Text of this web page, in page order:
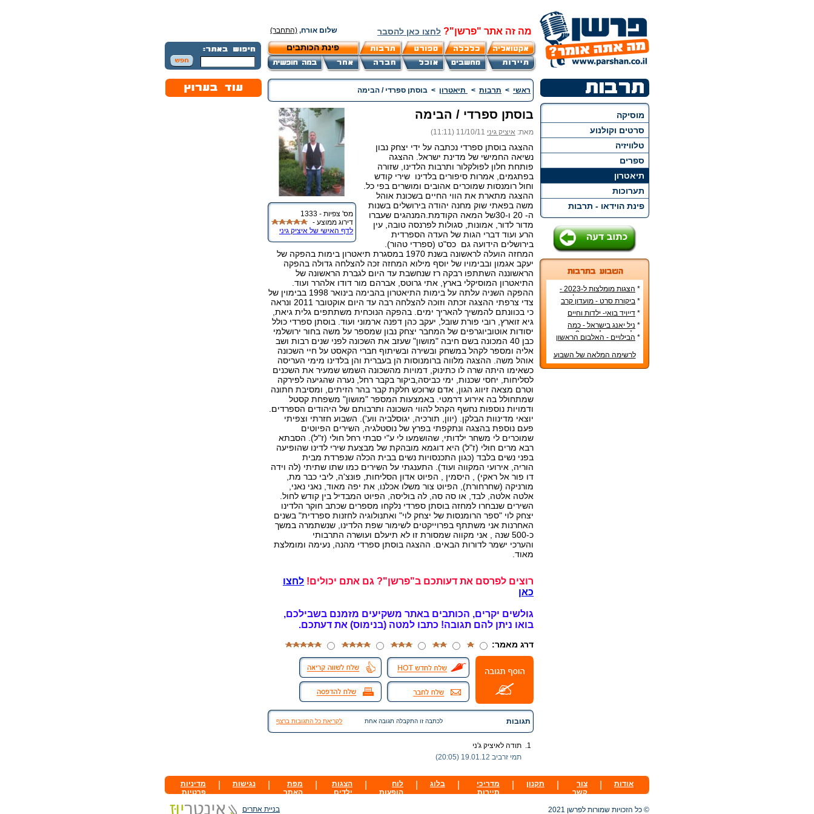
מה זה אתר "פרשן"? לחצו כאן להסבר שלום אורח, (התחבר)
פינת הכותבים
מוסיקה
סרטים וקולנוע
טלוויזיה
ספרים
תיאטרון
תערוכות
פינת הוידאו - תרבות
*
הצגות מומלצות ל-2023 -
הרשימה הטובה ביותר!
* ביקורת סרט - מועדון קרב
* דייויד בואי- ילדות וחיים
אישיים
* ניל יאנג בישראל - כמה
עולה כרטיס להופעה?
* הבילויים - האלבום הראשון
לרשימה המלאה של השבוע
ראשי > תרבות > תיאטרון > בוסתן ספרדי / הבימה
מס' צפיות - 1333
דירוג ממוצע -
לדף האישי של איציק גיני
בוסתן ספרדי / הבימה
מאת: איציק גיני 11/10/11 (11:11)
ההצגה בוסתן ספרדי נכתבה על ידי יצחק נבון
נשיאה החמישי של מדינת ישראל. ההצגה
פותחת חלון לפולקלור ותרבות הלדינו, שזורה
בפתגמים, אמרות סיפורים בלדינו שירי קודש
וחול רומנסות שמוכרים אהובים ומושרים בפי כל.
ההצגה מתארת את הווי החיים בשכונת אוהל
משה בפאתי שוק מחנה יהודה בירושלים בשנות
ה- 20 ו-30של המאה הקודמת.המנהגים שעברו
מדור לדור, אמונות, סגולות לפרנסה טובה, עין
הרע ועוד דברי הגות של העדה הספרדית
בירושלים הידועה גם כס"ט (ספרדי טהור).
המחזה הועלה לראשונה בשנת 1970 במסגרת תיאטרון בימות בהפקה של
יעקב אגמון ובבימויו של יוסף מילוא המחזה זכה להצלחה גדולה בהפקה
הראשוננה השתתפו רבקה רז שנחשבת עד היום לגברת הראשונה של
התיאטרון המוסיקלי בארץ, אתי גרוטס, אברהם מור דודו אלהרר ועוד.
ההפקה השניה עלתה על בימות התיאטרון בהבימה בינואר 1998 בבימוין של
צדי צרפתי ההצגה זכתה וזוכה להצלחה רבה עד היום אוקטובר 2011 ונראה
כי בכוונתם להמשיך להאריך ימים. בהפקה הנוכחית משתתפים גלית גיאת,
גיא זוארץ, רובי פורת שובל, יעקב כהן דפנה ארמוני ועוד. בוסתן ספרדי כולל
יסודות אוטוביוגרפים של המחבר יצחק נבון שמספר על משה בחור ירושלמי
כבן 40 המכונה בשם חיבה "מושון" שעזב את השכונה לפני שנים רבות ושב
אליה ומספר לקהל במשחק ובשירה ובשיתוף חברי הקאסט על חיי השכונה
אוהל משה. ההצגה מלווה ברומנוסות הן בעברית והן בלדינו מימי העריסה
כשאימו היתה שרה לו כתינוק, דמויות מהשכונה השמש שמעיר את השכנים
לסליחות, יחסי שכנות, ימי כביסה,ביקור בקבר רחל, נערה שהגיעה לפירקה
וטרם מצאה זיווג הגון, אדם שרוכש חלקת קבר בהר הזיתים, ומסיבת חתונה
שמתחולל בה אירוע דרמטי. באמצעות המספר "מושון" משפחת קסטל
ודמויות נוספות נחשף הקהל להווי השכונה ותרבותם של היהודים הספרדים.
יוצאי מדינוות הבלקן. (יוון, תורכיה, יגוסלביה ווע'). השבוע חזרתי וצפיתי
פעם נוספת בהצגה ונתקפתי בפרץ של נוסטלגיה, השירים הפיוטים
שמוכרים לי משחר ילדותי, שהושמעו לי ע"י סבתי רחל חולי (ז"ל). הסבתא
רבא מרים חולי (ז"ל) היא דוגמא מובהקת של מבצעת שירי לדינו שהופיעה
בפני נשים בלבד (כגון התכנסויות נשים בבית הכלה שנפרדת מבית
הוריה, אירועי המקווה ועוד). התענגתי על השירים כמו שתו שתיתי (לה וידה
דו פור אל ראקי) , היסמין , הפיוט אדון הסליחות, פונצ'ה, ליבי כבר מת,
מורניקה (שחרחורת), הפיוט צור משלו אכלנו, את יפה מאוד, נאני נאני,
אלטה אלטה, לבד, או סה סה, לה בוליסה, הפיוט המבדיל בין קודש לחול.
השירים שנבחרו למחזה בוסתן ספרדי נלקחו מספרים שכתב חוקר הלדינו
יצחק לוי "ספר הרומנסות של יצחק לוי" ואתנולוגיה לחזנות ספרדית" בשנים
האחרנות אני משתתף בפרוייקטים לשימור שפת הלדינו, שנשתמרה במשך
כ-500 שנה , אני מקווה שמסורת זו לא תיעלם ועושרה התרבותי
והערכי ישמר לדורות הבאים. ההצגה בוסתן ספרדי מהנה, נעימה ומומלצת
מאוד.
רוצים לפרסם את דעותכם ב"פרשן"? גם אתם יכולים! לחצו
כאן
גולשים יקרים, הכותבים באתר משקיעים מזמנם בשבילכם,
בואו ניתן להם תגובה! כתבו למטה (בנימוס) את דעתכם.
דרג מאמר:
תגובות לכתבה זו התקבלה תגובה אחת לקריאת כל התגובות ברצף
1.
תודה לאיציק ג'ני
תמי זרביב 19.01.12 (20:05)
אודות
צור
קשר
תקנון
מדריכי
תיירות
בלוג
לוח
הופעות
הצגות
ילדים
מפת
האתר
נגישות
מדיניות
פרטיות
© כל הזכויות שמורות לפרשן 2021 בניית אתרים